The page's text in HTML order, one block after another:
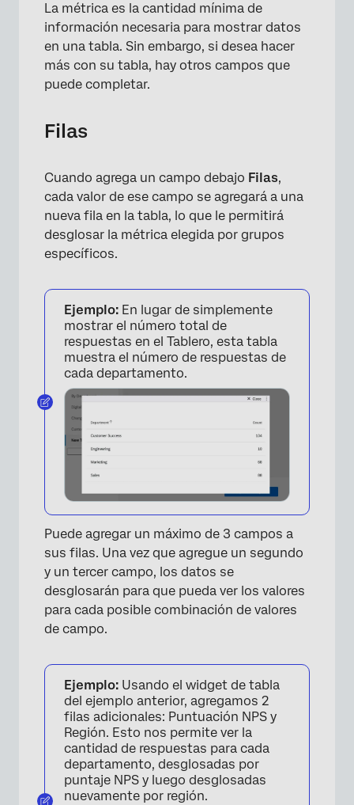
La métrica es la cantidad mínima de
información necesaria para mostrar datos
en una tabla. Sin embargo, si desea hacer
más con su tabla, hay otros campos que
puede completar.
Filas
Cuando agrega un campo debajo Filas,
cada valor de ese campo se agregará a una
nueva fila en la tabla, lo que le permitirá
desglosar la métrica elegida por grupos
específicos.
Ejemplo: En lugar de simplemente
mostrar el número total de
respuestas en el Tablero, esta tabla
muestra el número de respuestas de
cada departamento.
Puede agregar un máximo de 3 campos a
sus filas. Una vez que agregue un segundo
y un tercer campo, los datos se
desglosarán para que pueda ver los valores
para cada posible combinación de valores
de campo.
Ejemplo: Usando el widget de tabla
del ejemplo anterior, agregamos 2
filas adicionales: Puntuación NPS y
Región. Esto nos permite ver la
cantidad de respuestas para cada
departamento, desglosadas por
puntaje NPS y luego desglosadas
nuevamente por región.